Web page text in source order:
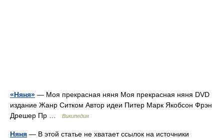
«Няня» — Моя прекрасная няня Моя прекрасная няня DVD
издание Жанр Ситком Автор идеи Питер Марк Якобсон Фрэн
Дрешер Пр …
Википедия
Няня — В этой статье не хватает ссылок на источники